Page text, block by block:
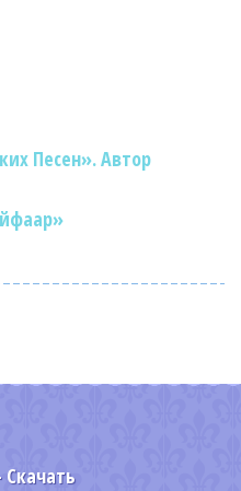
Песен». Автор
Скачать